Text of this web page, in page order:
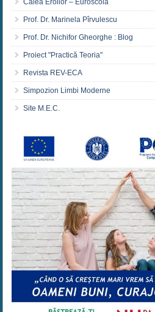
Calea Eroilor – Euroscola
Prof. Dr. Marinela Pîrvulescu
Prof. Dr. Nichifor Gheorghe : Blog
Proiect "Practică Teoria"
Revista REV-ECA
Simpozion Limbi Moderne
Site M.E.C.